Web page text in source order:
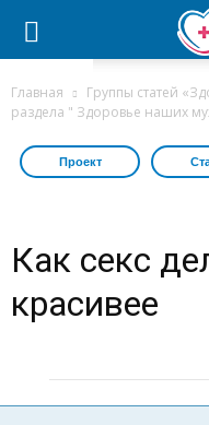
Главная Группы статей
раздела " Здоровье наших
Проект
Как секс
красивее